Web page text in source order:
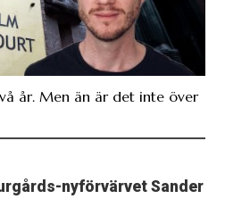
år. Men än är det inte över
nyförvärvet Sander